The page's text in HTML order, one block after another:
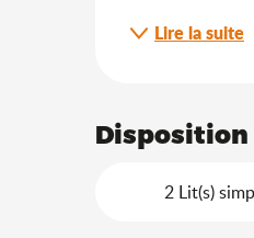
Lire la suite
Disposition
2 Lit(s)